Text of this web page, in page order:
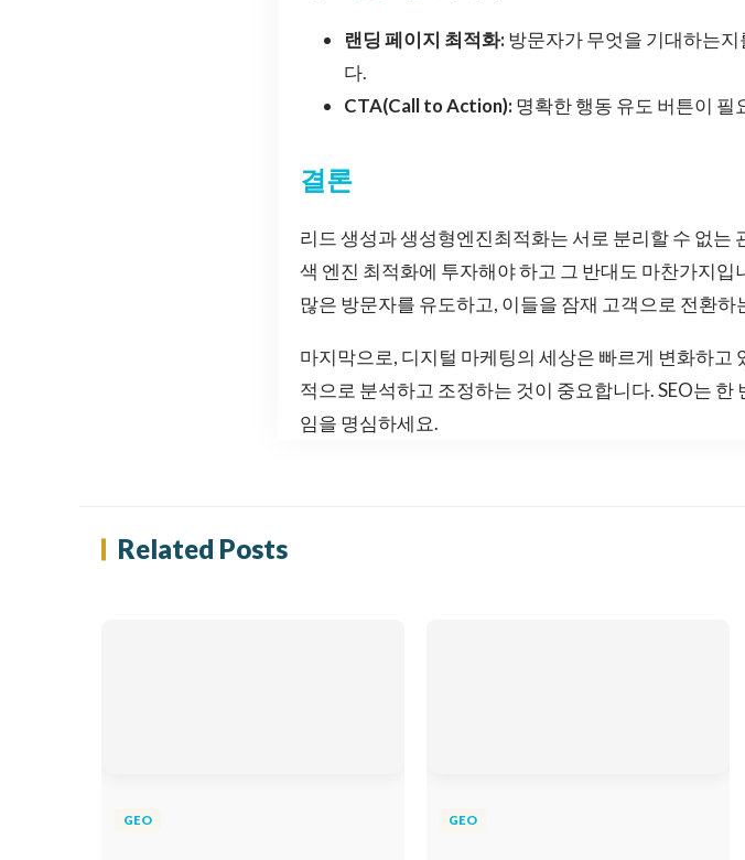
랜딩 페이지 최적화: 방문자가 무엇을 기대하는
다.
CTA(Call to Action): 명확한 행동 유도 버튼이
결론
리드 생성과 생성형엔진최적화는 서로 분리할 수 없는
색 엔진 최적화에 투자해야 하고 그 반대도 마찬가지
많은 방문자를 유도하고, 이들을 잠재 고객으로 전환하
마지막으로, 디지털 마케팅의 세상은 빠르게 변화하고
적으로 분석하고 조정하는 것이 중요합니다. SEO는
임을 명심하세요.
Related Posts
GEO GEO